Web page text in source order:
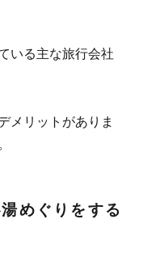
いる主な旅行会社
メリットがありま
めぐりをする